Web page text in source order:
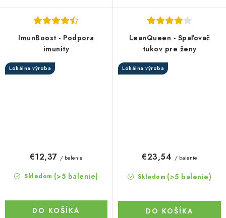
ImunBoost - Podpora
imunity
Lokálna výroba
Skladom (>5 balenie)
€12,37 / balenie
DO KOŠÍKA
LeanQueen - Spaľovač
tukov pre ženy
Lokálna výroba
Skladom (>5 balenie)
€23,54 / balenie
DO KOŠÍKA